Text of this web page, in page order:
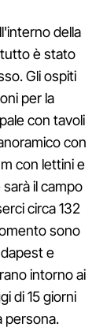
della
tutto è stato
Gli ospiti
per la
con tavoli
con
con lettini e
il campo
circa 132
sono
e
intorno ai
di 15 giorni
persona.